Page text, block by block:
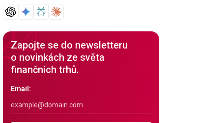
Zapojte se do newsletteru
o novinkách ze světa
finančních trhů.
Email: